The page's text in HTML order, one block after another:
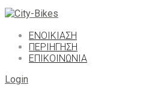
ΕΝΟΙΚΙΑΣΗ
ΠΕΡΙΉΓΗΣΗ
ΕΠΙΚΟΙΝΩΝΙΑ
Login